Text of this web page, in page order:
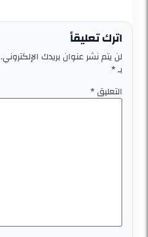
اترك تعليقاً
لن يتم نشر عنوان بريدك الإلكتروني.
بـ*
التعليق*